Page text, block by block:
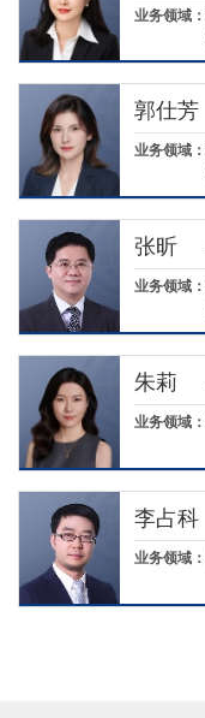
业务领域：
郭仕芳
业务领域：
张昕
业务领域：
朱莉
业务领域：
李占科
业务领域：